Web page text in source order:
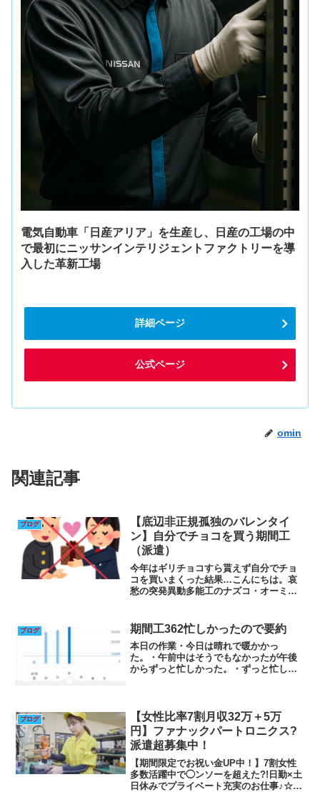
電気自動車「日産アリア」を生産し、日産の工場の中
で最初にニッサンインテリジェントファクトリーを導
入した革新工場
詳細ページ
公式ページ
omin
関連記事
ブログ
【底辺非正規孤独のバレンタイ
ン】自分でチョコを買う期間工
（派遣）
今年はギリチョコすら貰えず自分でチョ
コを買いまくった結果…こんにちは。哀
愁の突発異動多能工のナズコ・オーミ
まったので先程スーパー銭湯に行って温
泉とサウナに入ってきて、...
ブログ 期間工362忙しかったので要約
本日の作業・今日は晴れで暖かかっ
た。・午前中はそうでもなかったが午後
からずっと忙しかった。・ずっと忙しく
ブログ
【女性比率7割月収32万＋5万
円】ファナックパートロニクス?
派遣超募集中！
【期間限定でお祝い金UP中！】7割女性
多数活躍中で◯ンソーを超えた?!日勤×土
日休みでプライベート充実のお仕事♪☆未